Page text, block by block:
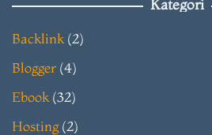
Kategori
Backlink (2)
Blogger (4)
Ebook (32)
Hosting(2)